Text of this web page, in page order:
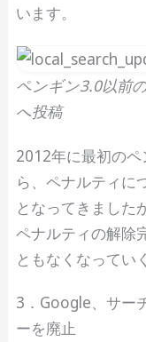
います。
ペンギン3.0以前
へ投稿
2012年に最初の
ら、ペナルティに
となってきました
ペナルティの解除
ともなくなってい
3．Google、サー
ーを廃止